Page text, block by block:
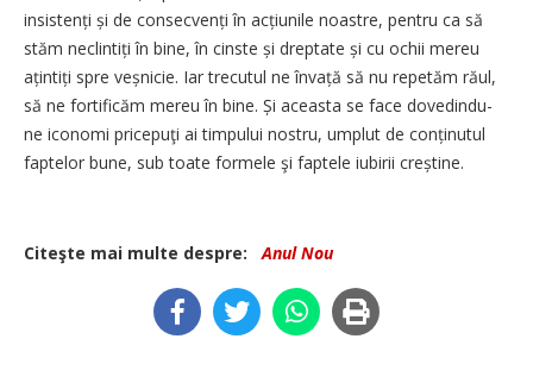
insistenți și de consecvenți în acțiunile noastre, pentru ca să
stăm neclintiți în bine, în cinste și dreptate și cu ochii mereu
ațintiți spre veșnicie. Iar trecutul ne învață să nu repetăm răul,
să ne fortificăm mereu în bine. Și aceasta se face dovedindu-
ne iconomi pricepuţi ai timpului nostru, umplut de conținutul
faptelor bune, sub toate formele şi faptele iubirii creștine.
Citeşte mai multe despre: Anul Nou